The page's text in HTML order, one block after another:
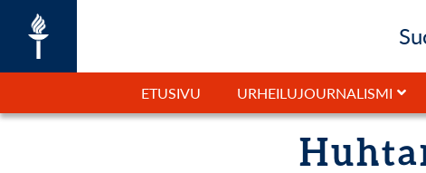
ETUSIVU URHEILUJOURNALISMI